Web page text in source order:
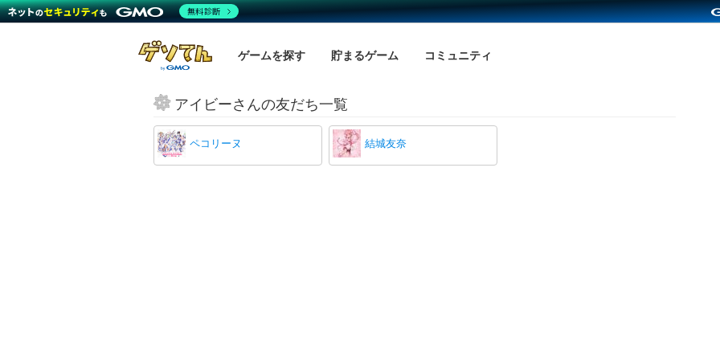
ゲームを探す 貯まるゲーム コミュニティ
アイビーさんの友だち一覧
ペコリーヌ 結城友奈
無料診断